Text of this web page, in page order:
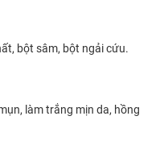
bột sâm, bột ngải cứu.
làm trắng mịn da, hồng